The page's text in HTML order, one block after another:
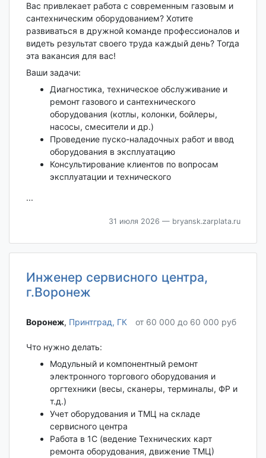
Вас привлекает работа с современным газовым и
сантехническим оборудованием? Хотите
развиваться в дружной команде профессионалов и
видеть результат своего труда каждый день? Тогда
эта вакансия для вас!
Ваши задачи:
Диагностика, техническое обслуживание и
ремонт газового и сантехнического
оборудования (котлы, колонки, бойлеры,
насосы, смесители и др.)
Проведение пуско-наладочных работ и ввод
оборудования в эксплуатацию
Консультирование клиентов по вопросам
эксплуатации и технического
...
31 июля 2026 — bryansk.zarplata.ru
Инженер сервисного центра,
г.Воронеж
Воронеж‎, Принтград, ГК от 60 000 до 60 000 руб
Что нужно делать:
Модульный и компонентный ремонт
электронного торгового оборудования и
оргтехники (весы, сканеры, терминалы, ФР и
т.д.)
Учет оборудования и ТМЦ на складе
сервисного центра
Работа в 1С (ведение Технических карт
ремонта оборудования, движение ТМЦ)